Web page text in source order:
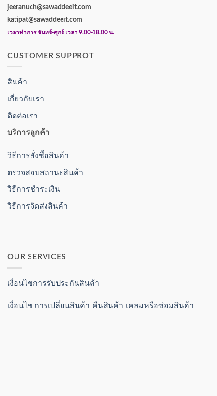
jeeranuch@sawaddeeit.com
katipat@sawaddeeit.com
เวลาทำการ จันทร์-ศุกร์ เวลา 9.00-18.00 น.
CUSTOMER SUPPROT
สินค้า
เกี่ยวกับเรา
ติดต่อเรา
บริการลูกค้า
วิธีการสั่งซื้อสินค้า
ตรวจสอบสถานะสินค้า
วิธีการชำระเงิน
วิธีการจัดส่งสินค้า
OUR SERVICES
เงื่อนไขการรับประกันสินค้า
เงื่อนไข การเปลี่ยนสินค้า คืนสินค้า เคลมหรือซ่อมสินค้า